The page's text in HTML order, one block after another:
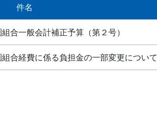
件名
合一般会計補正予算（第２号）
合経費に係る負担金の一部変更について